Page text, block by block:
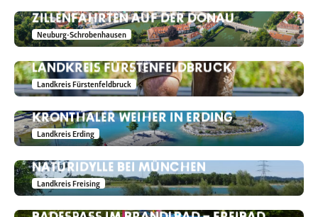
Neuburg-Schrobenhausen
ZILLENFAHRTEN AUF DER DONAU
Landkreis Fürstenfeldbruck
BIKE & KNEIPP – AKTIV ERHOLEN IM
LANDKREIS FÜRSTENFELDBRUCK
Landkreis Erding
KRONTHALER WEIHER IN ERDING
Landkreis Freising
HOLLERNER SEE – BADESPASS & N
ATURIDYLLE BEI MÜNCHEN